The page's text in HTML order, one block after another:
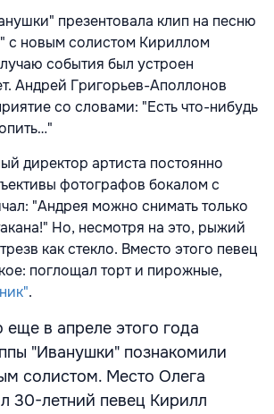
презентовала клип на песню
с новым солистом Кириллом
события был устроен
Андрей Григорьев-Аполлонов
со словами: "Есть что-нибудь
директор артиста постоянно
фотографов бокалом с
"Андрея можно снимать только
Но, несмотря на это, рыжий
как стекло. Вместо этого певец
поглощал торт и пирожные,
.
в апреле этого года
"Иванушки" познакомили
солистом. Место Олега
30-летний певец Кирилл